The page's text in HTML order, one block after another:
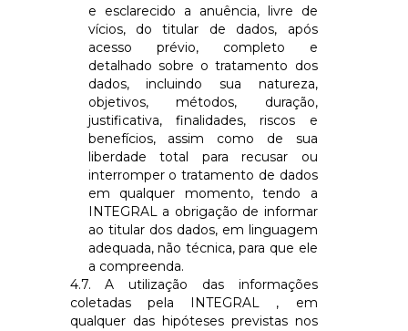
e esclarecido a anuência, livre de
vícios, do titular de dados, após
acesso prévio, completo e
detalhado sobre o tratamento dos
dados, incluindo sua natureza,
objetivos, métodos, duração,
justificativa, finalidades, riscos e
benefícios, assim como de sua
liberdade total para recusar ou
interromper o tratamento de dados
em qualquer momento, tendo a
INTEGRAL
a obrigação de informar
ao titular dos dados, em linguagem
adequada, não técnica, para que ele
a compreenda.
4.7. A utilização das informações
coletadas pela
INTEGRAL
, em
qualquer das hipóteses previstas nos